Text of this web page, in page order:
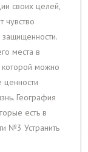
своих целей,
чувство
защищенности.
места в
которой можно
ценности
География
есть в
№3 Устранить